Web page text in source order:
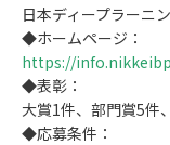
日本ディープラーニ
◆ホームページ：
https://
◆表彰：
大賞1件、部門賞5件
◆応募条件：